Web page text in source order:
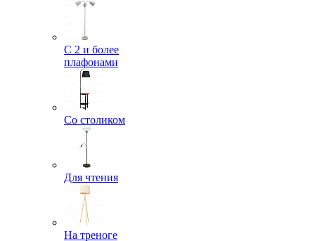
С 2 и более
плафонами
Со столиком
Для чтения
На треноге